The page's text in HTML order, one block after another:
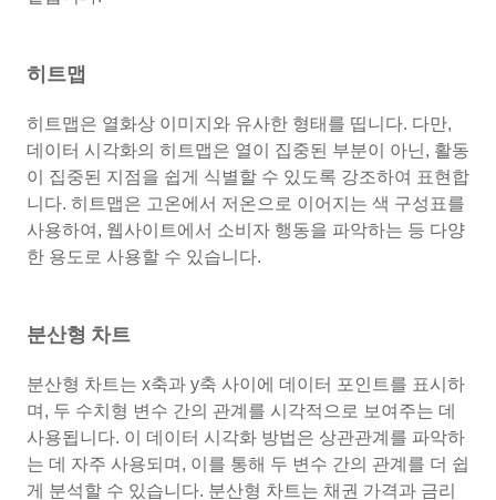
히트맵
히트맵은 열화상 이미지와 유사한 형태를 띱니다. 다만,
데이터 시각화의 히트맵은 열이 집중된 부분이 아닌, 활동
이 집중된 지점을 쉽게 식별할 수 있도록 강조하여 표현합
니다. 히트맵은 고온에서 저온으로 이어지는 색 구성표를
사용하여, 웹사이트에서 소비자 행동을 파악하는 등 다양
한 용도로 사용할 수 있습니다.
분산형 차트
분산형 차트는 x축과 y축 사이에 데이터 포인트를 표시하
며, 두 수치형 변수 간의 관계를 시각적으로 보여주는 데
사용됩니다. 이 데이터 시각화 방법은 상관관계를 파악하
는 데 자주 사용되며, 이를 통해 두 변수 간의 관계를 더 쉽
게 분석할 수 있습니다. 분산형 차트는 채권 가격과 금리